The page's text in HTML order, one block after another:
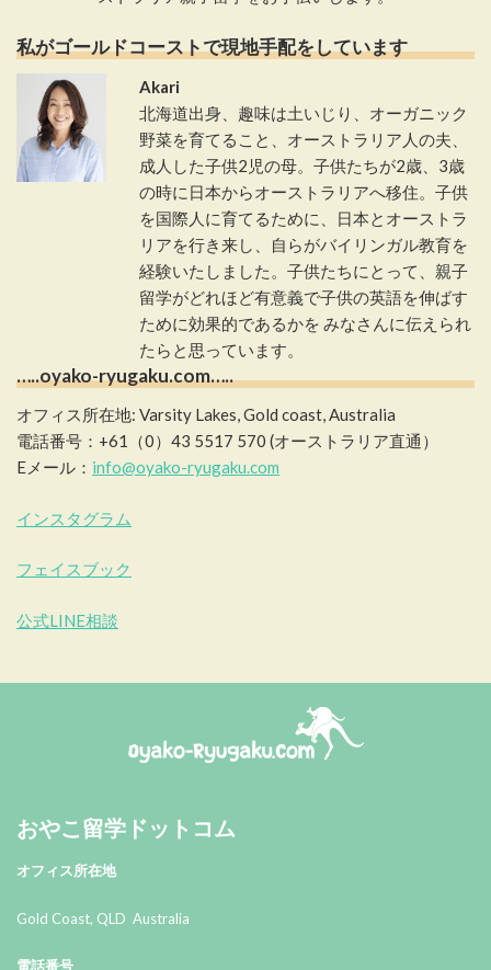
私がゴールドコーストで現地手配をしています
Akari
北海道出身、趣味は土いじり、オーガニック
野菜を育てること、オーストラリア人の夫、
成人した子供2児の母。子供たちが2歳、3歳
の時に日本からオーストラリアへ移住。子供
を国際人に育てるために、日本とオーストラ
リアを行き来し、自らがバイリンガル教育を
経験いたしました。子供たちにとって、親子
留学がどれほど有意義で子供の英語を伸ばす
ために効果的であるかを みなさんに伝えられ
たらと思っています。
…..oyako-ryugaku.com…..
オフィス所在地: Varsity Lakes, Gold coast, Australia
電話番号：+61（0）43 5517 570 (オーストラリア直通）
Eメール： info@oyako-ryugaku.com
インスタグラム
フェイスブック
公式LINE相談
おやこ留学ドットコム
オフィス所在地
Gold Coast, QLD Australia
電話番号